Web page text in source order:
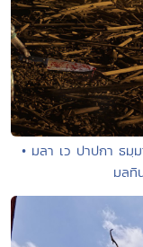
• มลา เว ปาปกา ธมฺ
มลทิ